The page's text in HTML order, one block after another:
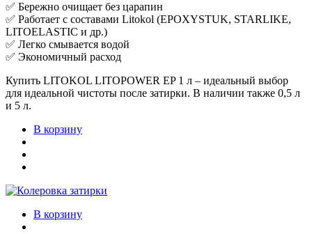
✅ Бережно очищает без царапин
✅ Работает с составами Litokol (EPOXYSTUK, STARLIKE,
LITOELASTIC и др.)
✅ Легко смывается водой
✅ Экономичный расход
Купить LITOKOL LITOPOWER EP 1 л – идеальный выбор
для идеальной чистоты после затирки. В наличии также 0,5 л
и 5 л.
В корзину
В корзину